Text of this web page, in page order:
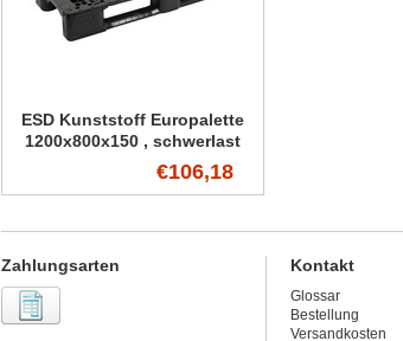
ESD Kunststoff Europalette
1200x800x150 , schwerlast
Premium€106,18
Zahlungsarten Kontakt
Glossar
Bestellung
Versandkosten